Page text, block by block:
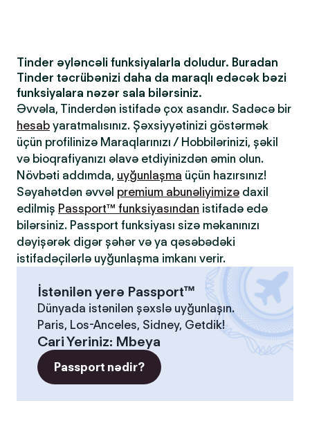
Tinder əyləncəli funksiyalarla doludur. Buradan
Tinder təcrübənizi daha da maraqlı edəcək bəzi
funksiyalara nəzər sala bilərsiniz.
Əvvəla, Tinderdən istifadə çox asandır. Sadəcə bir
hesab yaratmalısınız. Şəxsiyyətinizi göstərmək
üçün profilinizə Maraqlarınızı / Hobbilərinizi, şəkil
və bioqrafiyanızı əlavə etdiyinizdən əmin olun.
Növbəti addımda, uyğunlaşma üçün hazırsınız!
Səyahətdən əvvəl premium abunəliyimizə daxil
edilmiş Passport™ funksiyasından istifadə edə
bilərsiniz. Passport funksiyası sizə məkanınızı
dəyişərək digər şəhər və ya qəsəbədəki
istifadəçilərlə uyğunlaşma imkanı verir.
İstənilən yerə Passport™
Dünyada istənilən şəxslə uyğunlaşın.
Paris, Los-Anceles, Sidney, Getdik!
Cari Yeriniz: Mbeya
Passport nədir?